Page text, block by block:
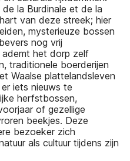
la Burdinale et de la
van deze streek; hier
mysterieuze bossen
nog vrij
ademt het dorp zelf
traditionele boerderijen
Waalse plattelandsleven
iets nieuws te
herfstbossen,
of gezellige
beekjes. Deze
bezoeker zich
als cultuur tijdens zijn